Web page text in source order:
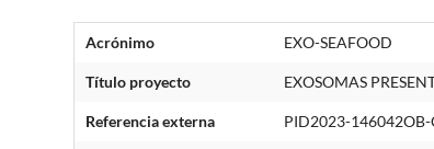
Acrónimo EXO-SEAFOOD
Título proyecto EXOSOMAS
Referencia externa PID2023-146042OB-